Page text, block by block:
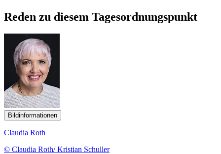
Reden zu diesem Tagesordnungspunkt
Bildinformationen
Claudia Roth
© Claudia Roth/ Kristian Schuller